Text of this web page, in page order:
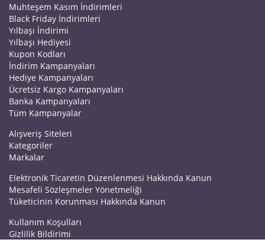
Muhteşem Kasım İndirimleri
Black Friday İndirimleri
Yılbaşı İndirimi
Yılbaşı Hediyesi
Kupon Kodları
İndirim Kampanyaları
Hediye Kampanyaları
Ücretsiz Kargo Kampanyaları
Banka Kampanyaları
Tüm Kampanyalar
Alışveriş Siteleri
Kategoriler
Markalar
Elektronik Ticaretin Düzenlenmesi Hakkında Kanun
Mesafeli Sözleşmeler Yönetmeliği
Tüketicinin Korunması Hakkında Kanun
Kullanım Koşulları
Gizlilik Bildirimi